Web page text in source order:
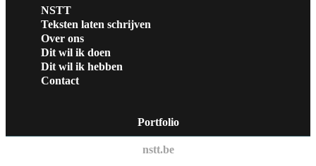
NSTT
Teksten laten schrijven
Over ons
Dit wil ik doen
Dit wil ik hebben
Contact
Portfolio
nstt.be